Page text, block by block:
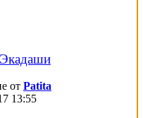
от Patita
13:55